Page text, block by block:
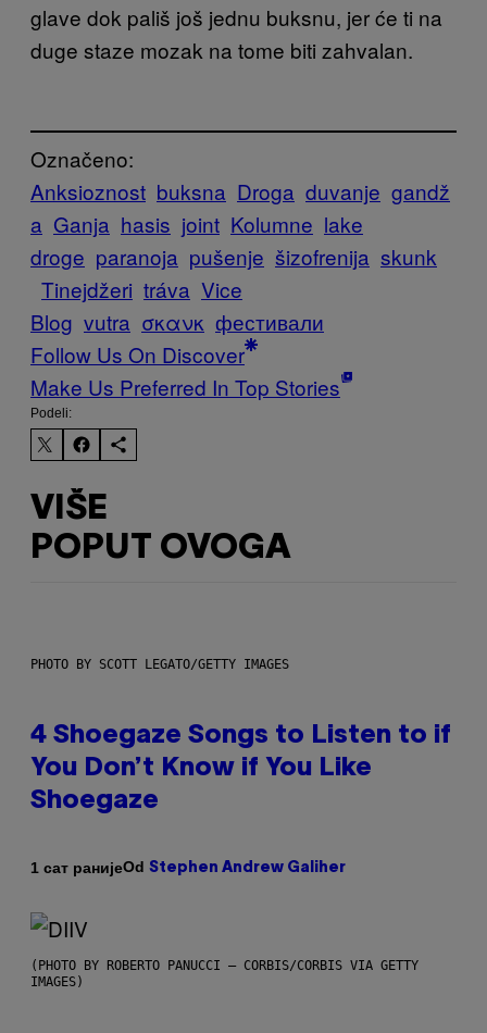
glave dok pališ još jednu buksnu, jer će ti na
duge staze mozak na tome biti zahvalan.
Označeno:
Anksioznost buksna Droga duvanje gandž
a Ganja hasis joint Kolumne lake
droge paranoja pušenje šizofrenija skunk
Tinejdžeri tráva Vice
Blog vutra σκανκ фестивали
Follow Us On Discover
Make Us Preferred In Top Stories
Podeli:
VIŠE
POPUT OVOGA
PHOTO BY SCOTT LEGATO/GETTY IMAGES
4 Shoegaze Songs to Listen to if
You Don’t Know if You Like
Shoegaze
1 сат ранијеOd Stephen Andrew Galiher
(PHOTO BY ROBERTO PANUCCI – CORBIS/CORBIS VIA GETTY
IMAGES)